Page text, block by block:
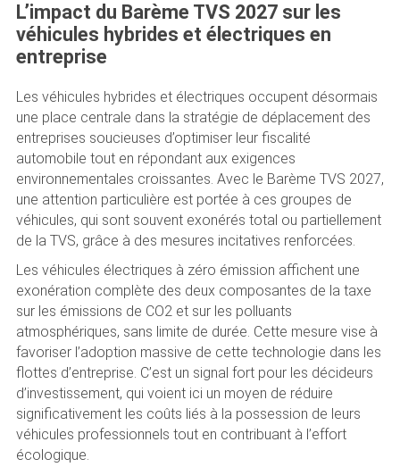
L’impact du Barème TVS 2027 sur les
véhicules hybrides et électriques en
entreprise
Les véhicules hybrides et électriques occupent désormais
une place centrale dans la stratégie de déplacement des
entreprises soucieuses d’optimiser leur fiscalité
automobile tout en répondant aux exigences
environnementales croissantes. Avec le Barème TVS 2027,
une attention particulière est portée à ces groupes de
véhicules, qui sont souvent exonérés total ou partiellement
de la TVS, grâce à des mesures incitatives renforcées.
Les véhicules électriques à zéro émission affichent une
exonération complète des deux composantes de la taxe
sur les émissions de CO2 et sur les polluants
atmosphériques, sans limite de durée. Cette mesure vise à
favoriser l’adoption massive de cette technologie dans les
flottes d’entreprise. C’est un signal fort pour les décideurs
d’investissement, qui voient ici un moyen de réduire
significativement les coûts liés à la possession de leurs
véhicules professionnels tout en contribuant à l’effort
écologique.